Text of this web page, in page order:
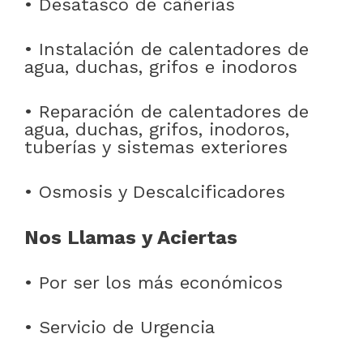
• Desatasco de cañerías
• Instalación de calentadores de
agua, duchas, grifos e inodoros
• Reparación de calentadores de
agua, duchas, grifos, inodoros,
tuberías y sistemas exteriores
• Osmosis y Descalcificadores
Nos Llamas y Aciertas
• Por ser los más económicos
• Servicio de Urgencia